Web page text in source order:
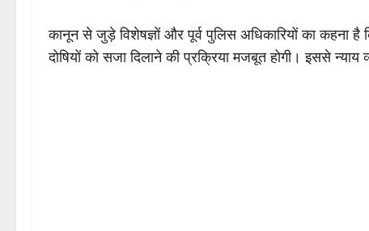
कानून से जुड़े विशेषज्ञों और पूर्व पुलिस अधिकारियों का कहना
दोषियों को सजा दिलाने की प्रक्रिया मजबूत होगी। इससे न्याय